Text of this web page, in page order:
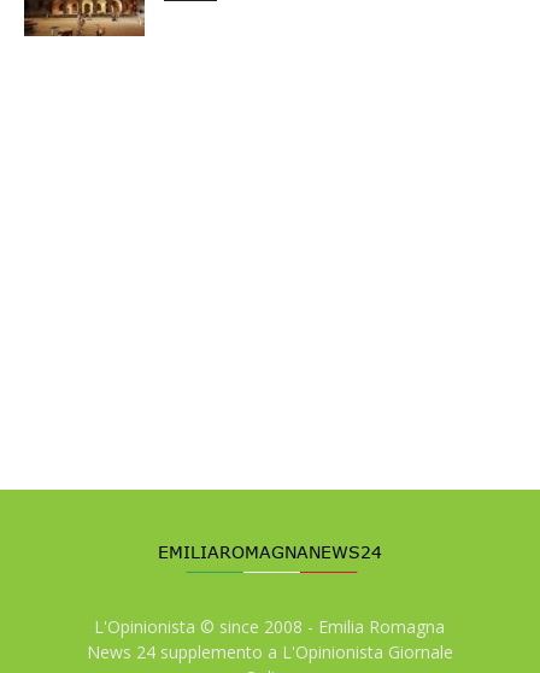
L'Opinionista © since 2008 - Emilia Romagna
News 24 supplemento a L'Opinionista Giornale